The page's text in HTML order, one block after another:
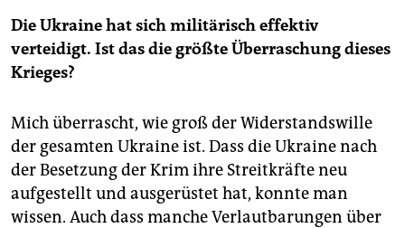
Die Ukraine hat sich militärisch effektiv
verteidigt. Ist das die größte Überraschung dieses
Krieges?
Mich überrascht, wie groß der Widerstandswille
der gesamten Ukraine ist. Dass die Ukraine nach
der Besetzung der Krim ihre Streitkräfte neu
aufgestellt und ausgerüstet hat, konnte man
wissen. Auch dass manche Verlautbarungen über